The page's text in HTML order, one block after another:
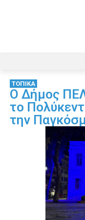
ΤΟΠΙΚΑ
Ο Δήμος
το
την